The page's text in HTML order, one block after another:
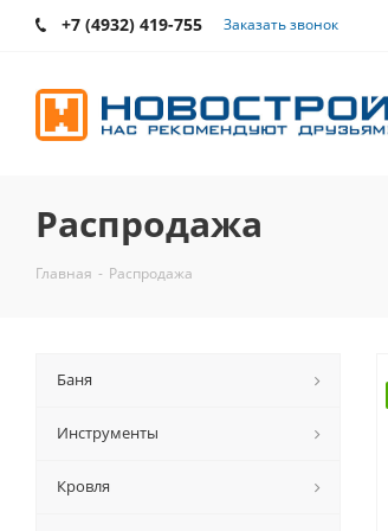
+7 (4932) 419-755 Заказать звонок
Распродажа
Главная - Распродажа
Баня
Инструменты
Кровля